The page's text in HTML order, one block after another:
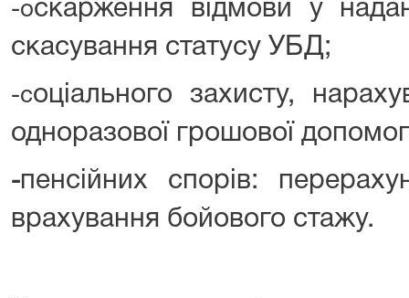
-оскарження відмови у
скасування статусу УБД;
-соціального захисту,
одноразової грошової
-пенсійних спорів:
врахування бойового стажу.